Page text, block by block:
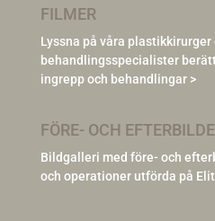
FILMER
Lyssna på våra plastikkirurger
behandlingsspecialister
ingrepp och behandlingar >
FÖRE- OCH
Bildgalleri med före- och
och operationer utförda på